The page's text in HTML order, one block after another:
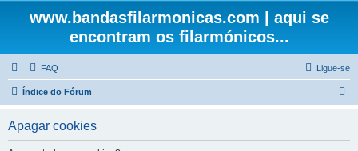
www.bandasfilarmonicas.com | aqui se
encontram os filarmónicos...
FAQ Ligue-se
Índice do Fórum
Apagar cookies